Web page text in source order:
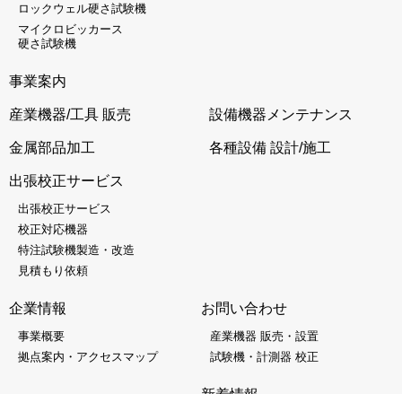
ロックウェル硬さ試験機
マイクロビッカース
硬さ試験機
事業案内
産業機器/工具 販売 設備機器メンテナンス
金属部品加工 各種設備 設計/施工
出張校正サービス
出張校正サービス
校正対応機器
特注試験機製造・改造
見積もり依頼
企業情報
事業概要
拠点案内・アクセスマップ
お問い合わせ
産業機器 販売・設置
試験機・計測器 校正